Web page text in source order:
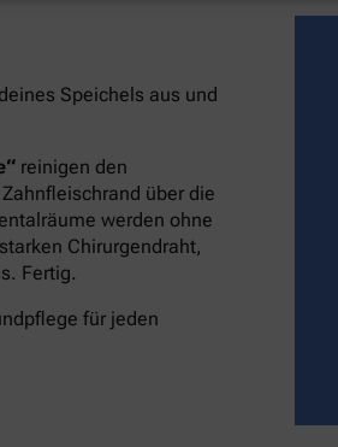
Speichels aus und
reinigen den
über die
werden ohne
Chirurgendraht,
Fertig.
für jeden